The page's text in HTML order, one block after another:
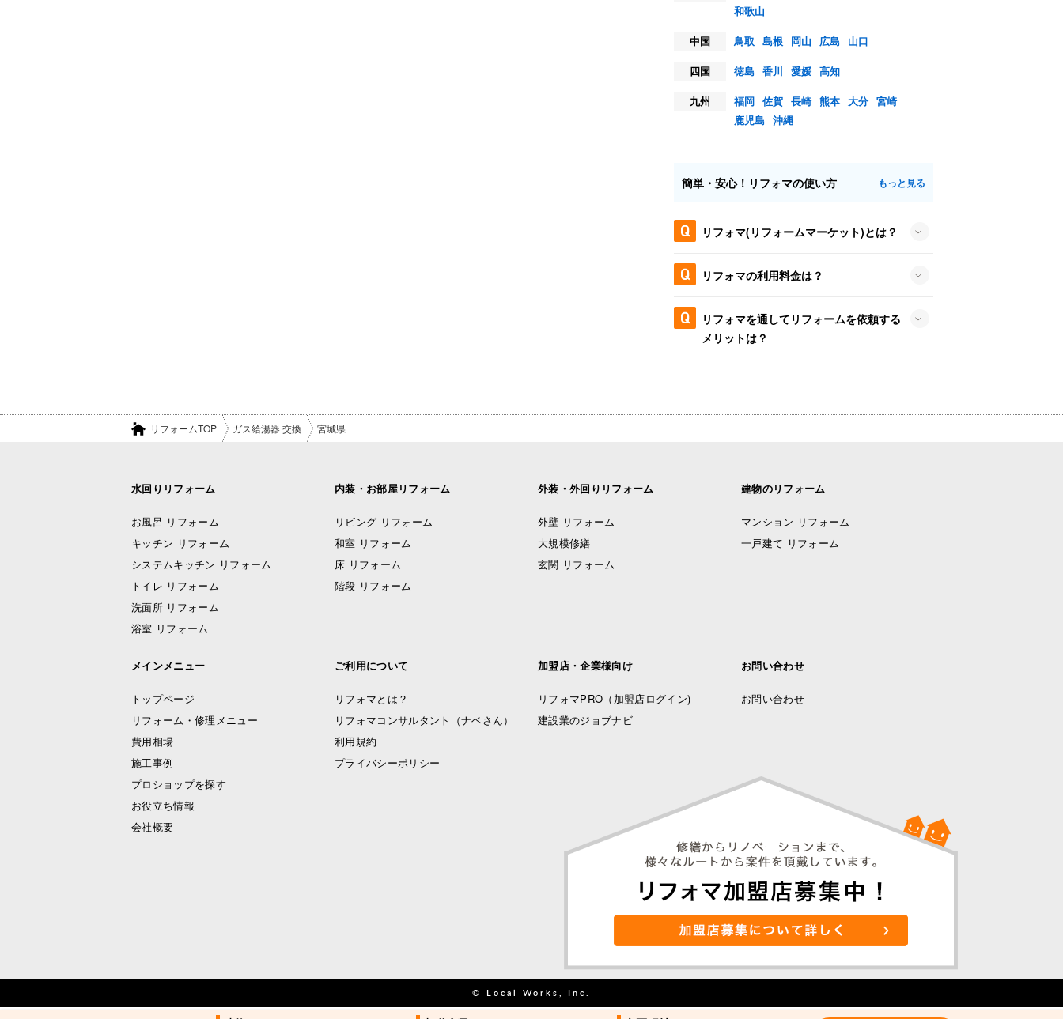
和歌山
中国
鳥取 島根 岡山 広島
山口
四国
徳島 香川 愛媛 高知
九州
福岡 佐賀 長崎 熊本 大分 宮崎
鹿児島 沖縄
簡単・安心！リフォマの使い方 もっと見る
リフォマ(リフォームマーケット)とは？
リフォマの利用料金は？
リフォマを通してリフォームを依頼する
メリットは？
リフォームTOP ガス給湯器 交換 宮城県
水回りリフォーム
お風呂 リフォーム
キッチン リフォーム
システムキッチン リフォーム
トイレ リフォーム
洗面所 リフォーム
浴室 リフォーム
内装・お部屋リフォーム
リビング リフォーム
和室 リフォーム
床 リフォーム
階段 リフォーム
外装・外回りリフォーム
外壁 リフォーム
大規模修繕
玄関 リフォーム
建物のリフォーム
マンション リフォーム
一戸建て リフォーム
メインメニュー
トップページ
リフォーム・修理メニュー
費用相場
施工事例
プロショップを探す
お役立ち情報
会社概要
ご利用について
リフォマとは？
リフォマコンサルタント（ナベさん）
利用規約
プライバシーポリシー
加盟店・企業様向け
リフォマPRO （加盟店ログイン)
建設業のジョブナビ
お問い合わせ
お問い合わせ
© Local Works, Inc.